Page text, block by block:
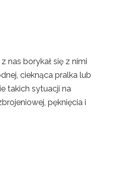
nas borykał się z nimi
cieknąca pralka lub
takich sytuacji na
pęknięcia i